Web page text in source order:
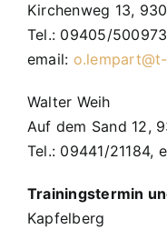
Kirchenweg 13,
Tel.: 09405/
email:
Walter Weih
Auf dem Sand 12,
Tel.: 09441/21184,
Trainingstermin
Kapfelberg